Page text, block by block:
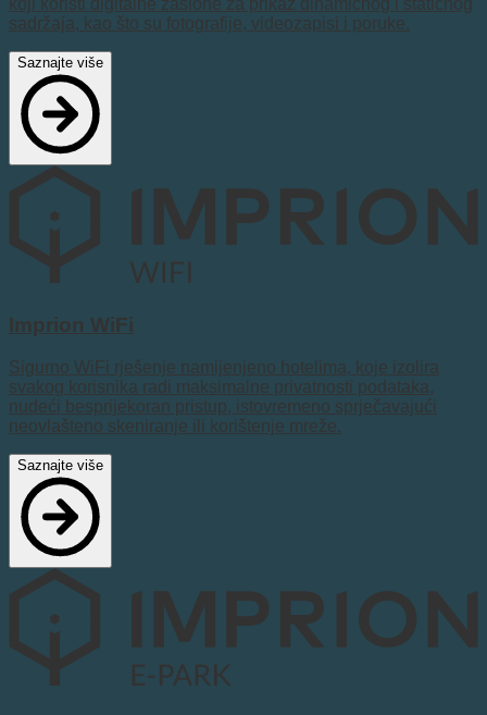
koji koristi digitalne zaslone za prikaz dinamičnog i statičnog
sadržaja, kao što su fotografije, videozapisi i poruke.
Saznajte više
Imprion WiFi
Sigurno WiFi rješenje namijenjeno hotelima, koje izolira
svakog korisnika radi maksimalne privatnosti podataka,
nudeći besprijekoran pristup, istovremeno sprječavajući
neovlašteno skeniranje ili korištenje mreže.
Saznajte više